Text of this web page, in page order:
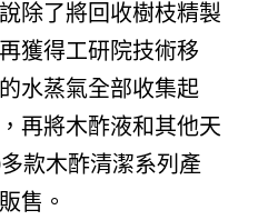
除了將回收樹枝精製
獲得工研院技術移
水蒸氣全部收集起
再將木酢液和其他天
款木酢清潔系列產
售。